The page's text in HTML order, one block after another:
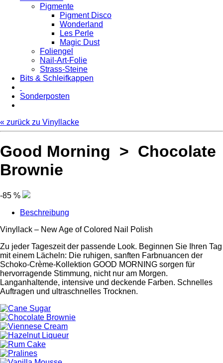
Pigmente
Pigment Disco
Wonderland
Les Perle
Magic Dust
Foliengel
Nail-Art-Folie
Strass-Steine
Bits & Schleifkappen
Sonderposten
« zurück zu Vinyllacke
Good Morning > Chocolate
Brownie
-85 %
Beschreibung
Vinyllack – New Age of Colored Nail Polish
Zu jeder Tageszeit der passende Look. Beginnen Sie Ihren Tag
mit einem Lächeln: Die ruhigen, sanften Farbnuancen der
Schoko-Crème-Kollektion GOOD MORNING sorgen für
hervorragende Stimmung, nicht nur am Morgen.
Langanhaltende, intensive und deckende Farben. Schnelles
Auftragen und ultraschnelles Trocknen.